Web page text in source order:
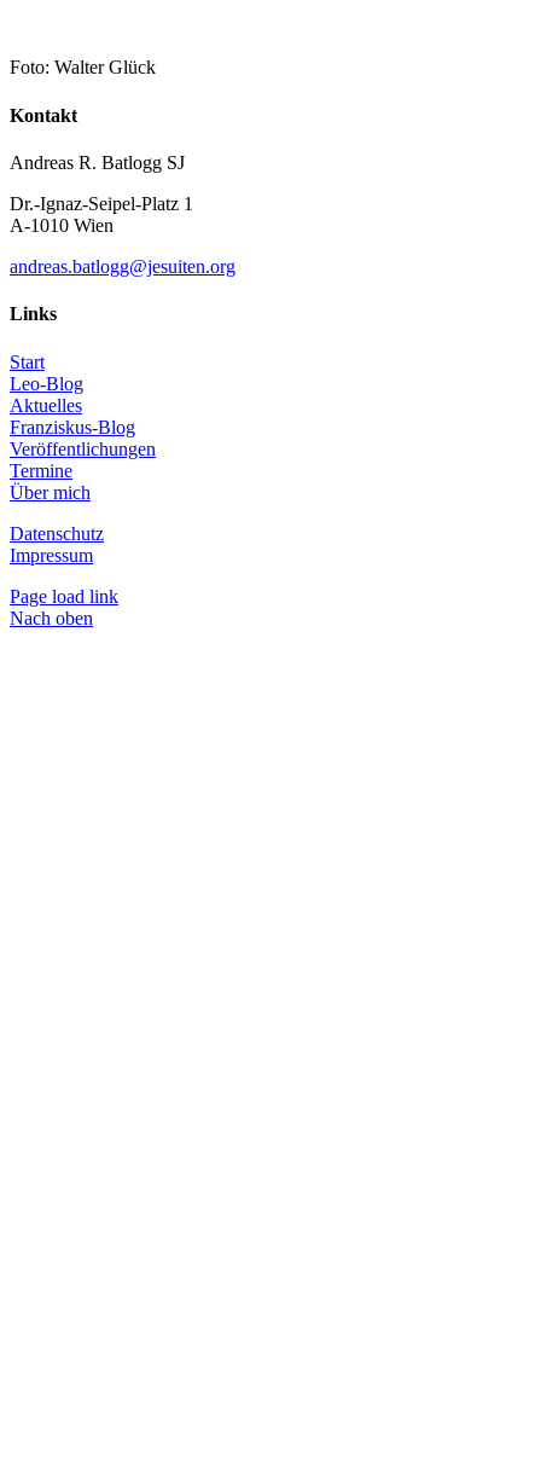
Foto: Walter Glück
Kontakt
Andreas R. Batlogg SJ
Dr.-Ignaz-Seipel-Platz 1
A-1010 Wien
andreas.batlogg@jesuiten.org
Links
Start
Leo-Blog
Aktuelles
Franziskus-Blog
Veröffentlichungen
Termine
Über mich
Datenschutz
Impressum
Page load link
Nach oben